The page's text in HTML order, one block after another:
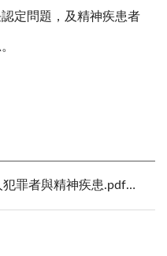
定問題，及精神疾患者
罪者與精神疾患.pdf 662 KB